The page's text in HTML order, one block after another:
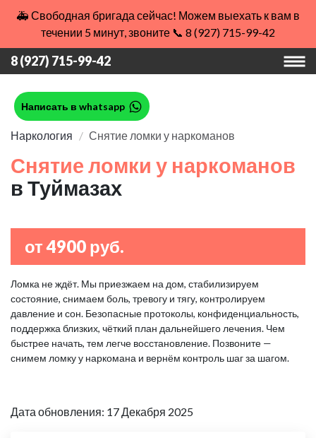
🚑 Свободная бригада сейчас! Можем выехать к вам в
течении 5 минут, звоните 📞 8 (927) 715-99-42
8 (927) 715-99-42
Написать в whatsapp
Наркология Снятие ломки у наркоманов
Снятие ломки у наркоманов
в Туймазах
от 4900 руб.
Ломка не ждёт. Мы приезжаем на дом, стабилизируем
состояние, снимаем боль, тревогу и тягу, контролируем
давление и сон. Безопасные протоколы, конфиденциальность,
поддержка близких, чёткий план дальнейшего лечения. Чем
быстрее начать, тем легче восстановление. Позвоните —
снимем ломку у наркомана и вернём контроль шаг за шагом.
Дата обновления: 17 Декабря 2025